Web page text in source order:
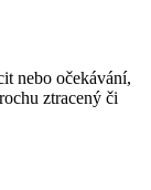
nebo očekávání,
ztracený či